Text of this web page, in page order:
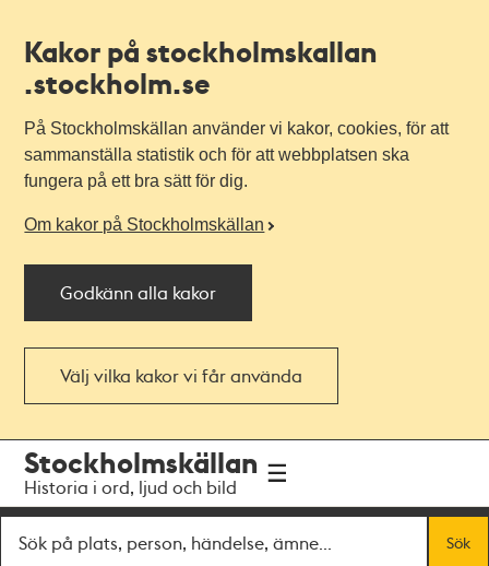
Kakor på stockholmskallan
.stockholm.se
På Stockholmskällan använder vi kakor, cookies, för att
sammanställa statistik och för att webbplatsen ska
fungera på ett bra sätt för dig.
Om kakor på Stockholmskällan
Godkänn alla kakor
Välj vilka kakor vi får använda
navigationen
huvudinnehållet
Stockholmskällan
Historia i ord, ljud och bild
Sök